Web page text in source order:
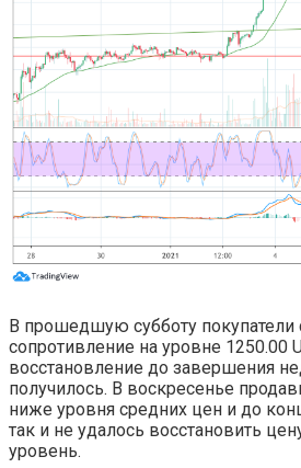
В прошедшую субботу покупатели
сопротивление на уровне 1250.00
восстановление до завершения
получилось. В воскресенье
ниже уровня средних цен и до
так и не удалось восстановить
уровень.